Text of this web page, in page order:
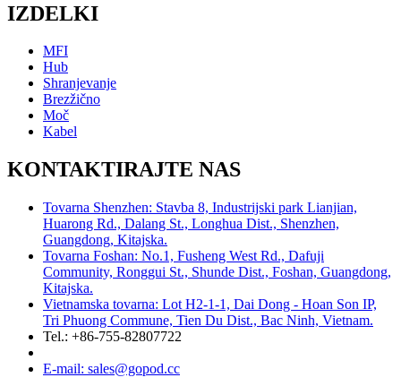
IZDELKI
MFI
Hub
Shranjevanje
Brezžično
Moč
Kabel
KONTAKTIRAJTE NAS
Tovarna Shenzhen: Stavba 8, Industrijski park Lianjian,
Huarong Rd., Dalang St., Longhua Dist., Shenzhen,
Guangdong, Kitajska.
Tovarna Foshan: No.1, Fusheng West Rd., Dafuji
Community, Ronggui St., Shunde Dist., Foshan, Guangdong,
Kitajska.
Vietnamska tovarna: Lot H2-1-1, Dai Dong - Hoan Son IP,
Tri Phuong Commune, Tien Du Dist., Bac Ninh, Vietnam.
Tel.: +86-755-82807722
E-mail: sales@gopod.cc